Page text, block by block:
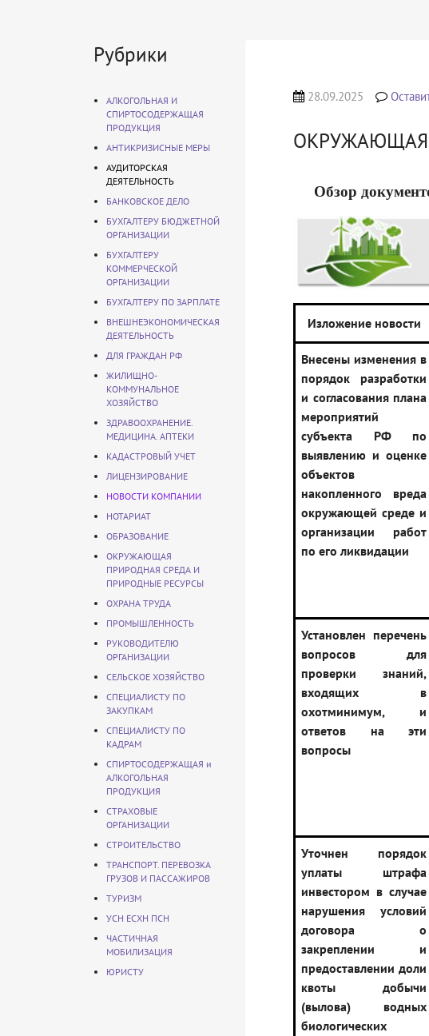
Рубрики
АЛКОГОЛЬНАЯ И
СПИРТОСОДЕРЖАЩАЯ
ПРОДУКЦИЯ
АНТИКРИЗИСНЫЕ МЕРЫ
АУДИТОРСКАЯ
ДЕЯТЕЛЬНОСТЬ
БАНКОВСКОЕ ДЕЛО
БУХГАЛТЕРУ БЮДЖЕТНОЙ
ОРГАНИЗАЦИИ
БУХГАЛТЕРУ
КОММЕРЧЕСКОЙ
ОРГАНИЗАЦИИ
БУХГАЛТЕРУ ПО ЗАРПЛАТЕ
ВНЕШНЕЭКОНОМИЧЕСКАЯ
ДЕЯТЕЛЬНОСТЬ
ДЛЯ ГРАЖДАН РФ
ЖИЛИЩНО-
КОММУНАЛЬНОЕ
ХОЗЯЙСТВО
ЗДРАВООХРАНЕНИЕ.
МЕДИЦИНА. АПТЕКИ
КАДАСТРОВЫЙ УЧЕТ
ЛИЦЕНЗИРОВАНИЕ
НОВОСТИ КОМПАНИИ
НОТАРИАТ
ОБРАЗОВАНИЕ
ОКРУЖАЮЩАЯ
ПРИРОДНАЯ СРЕДА И
ПРИРОДНЫЕ РЕСУРСЫ
ОХРАНА ТРУДА
ПРОМЫШЛЕННОСТЬ
РУКОВОДИТЕЛЮ
ОРГАНИЗАЦИИ
СЕЛЬСКОЕ ХОЗЯЙСТВО
СПЕЦИАЛИСТУ ПО
ЗАКУПКАМ
СПЕЦИАЛИСТУ ПО
КАДРАМ
СПИРТОСОДЕРЖАЩАЯ и
АЛКОГОЛЬНАЯ
ПРОДУКЦИЯ
СТРАХОВЫЕ
ОРГАНИЗАЦИИ
СТРОИТЕЛЬСТВО
ТРАНСПОРТ. ПЕРЕВОЗКА
ГРУЗОВ И ПАССАЖИРОВ
ТУРИЗМ
УСН ЕСХН ПСН
ЧАСТИЧНАЯ
МОБИЛИЗАЦИЯ
ЮРИСТУ
28.09.2025
ОКРУЖАЮЩАЯ
Обзор
Изложение новости
Внесены изменения в
порядок разработки
и согласования плана
мероприятий
субъекта РФ по
выявлению и оценке
объектов
накопленного вреда
окружающей среде и
организации работ
по его ликвидации
Установлен перечень
вопросов для
проверки знаний,
входящих в
охотминимум, и
ответов на эти
вопросы
Уточнен порядок
уплаты штрафа
инвестором в случае
нарушения условий
договора о
закреплении и
предоставлении доли
квоты добычи
(вылова) водных
биологических